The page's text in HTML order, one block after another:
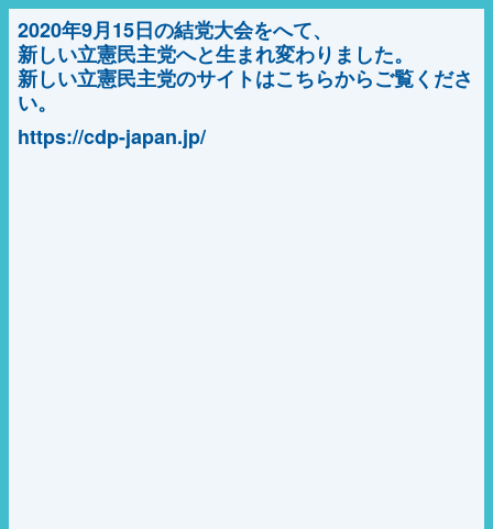
2020年9月15日の結党大会をへて、
新しい立憲民主党へと生まれ変わりました。
新しい立憲民主党のサイトはこちらからご覧くださ
い。
https://cdp-japan.jp/